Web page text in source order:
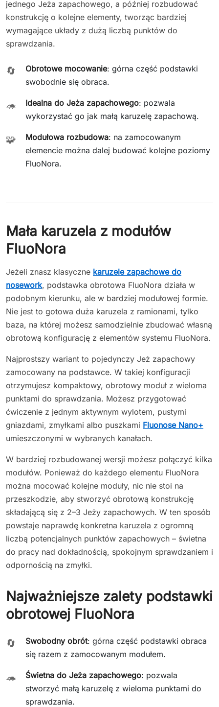
jednego Jeża zapachowego, a później rozbudować
konstrukcję o kolejne elementy, tworząc bardziej
wymagające układy z dużą liczbą punktów do
sprawdzania.
🔄 Obrotowe mocowanie: górna część podstawki
swobodnie się obraca.
🦔 Idealna do Jeża zapachowego: pozwala
wykorzystać go jak małą karuzelę zapachową.
🧩 Modułowa rozbudowa: na zamocowanym
elemencie można dalej budować kolejne poziomy
FluoNora.
Mała karuzela z modułów
FluoNora
Jeżeli znasz klasyczne karuzele zapachowe do
nosework, podstawka obrotowa FluoNora działa w
podobnym kierunku, ale w bardziej modułowej formie.
Nie jest to gotowa duża karuzela z ramionami, tylko
baza, na której możesz samodzielnie zbudować własną
obrotową konfigurację z elementów systemu FluoNora.
Najprostszy wariant to pojedynczy Jeż zapachowy
zamocowany na podstawce. W takiej konfiguracji
otrzymujesz kompaktowy, obrotowy moduł z wieloma
punktami do sprawdzania. Możesz przygotować
ćwiczenie z jednym aktywnym wylotem, pustymi
gniazdami, zmyłkami albo puszkami Fluonose Nano+
umieszczonymi w wybranych kanałach.
W bardziej rozbudowanej wersji możesz połączyć kilka
modułów. Ponieważ do każdego elementu FluoNora
można mocować kolejne moduły, nic nie stoi na
przeszkodzie, aby stworzyć obrotową konstrukcję
składającą się z 2–3 Jeży zapachowych. W ten sposób
powstaje naprawdę konkretna karuzela z ogromną
liczbą potencjalnych punktów zapachowych – świetna
do pracy nad dokładnością, spokojnym sprawdzaniem i
odpornością na zmyłki.
Najważniejsze zalety podstawki
obrotowej FluoNora
🔄 Swobodny obrót: górna część podstawki obraca
się razem z zamocowanym modułem.
🦔 Świetna do Jeża zapachowego: pozwala
stworzyć małą karuzelę z wieloma punktami do
sprawdzania.